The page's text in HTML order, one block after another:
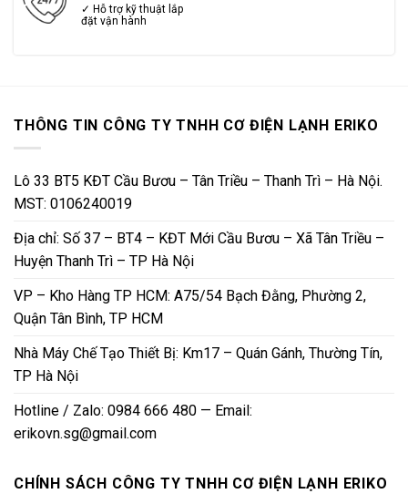
✓ Hỗ trợ kỹ thuật lắp
đặt vận hành
THÔNG TIN CÔNG TY TNHH CƠ ĐIỆN LẠNH ERIKO
Lô 33 BT5 KĐT Cầu Bươu – Tân Triều – Thanh Trì – Hà Nội.
MST: 0106240019
Địa chỉ: Số 37 – BT4 – KĐT Mới Cầu Bươu – Xã Tân Triều –
Huyện Thanh Trì – TP Hà Nội
VP – Kho Hàng TP HCM: A75/54 Bạch Đằng, Phường 2,
Quận Tân Bình, TP HCM
Nhà Máy Chế Tạo Thiết Bị: Km17 – Quán Gánh, Thường Tín,
TP Hà Nội
Hotline / Zalo: 0984 666 480 — Email:
erikovn.sg@gmail.com
CHÍNH SÁCH CÔNG TY TNHH CƠ ĐIỆN LẠNH ERIKO